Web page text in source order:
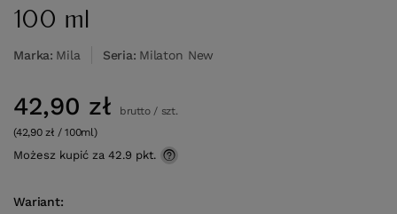
100 ml
Marka Mila Seria Milaton New
Wariant
42,90 zł brutto/ szt.
(42,90 zł / 100ml)
Możesz kupić za 42.9 pkt.